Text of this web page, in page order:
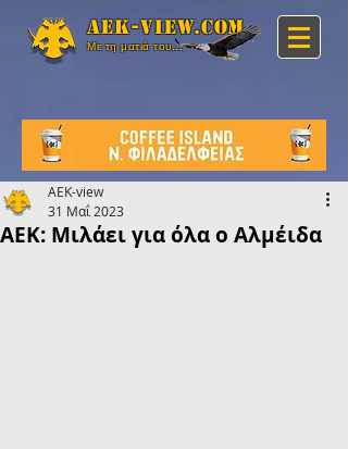
Aek-view.com
Με τη ματιά του...
ΑΕΚ: Μιλάει για όλα ο Αλμέιδα
AEK-view
31 Μαΐ 2023